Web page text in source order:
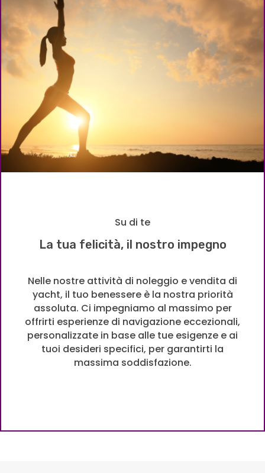
Su di te
La tua felicità, il nostro impegno
Nelle nostre attività di noleggio e vendita di
yacht, il tuo benessere è la nostra priorità
assoluta. Ci impegniamo al massimo per
offrirti esperienze di navigazione eccezionali,
personalizzate in base alle tue esigenze e ai
tuoi desideri specifici, per garantirti la
massima soddisfazione.